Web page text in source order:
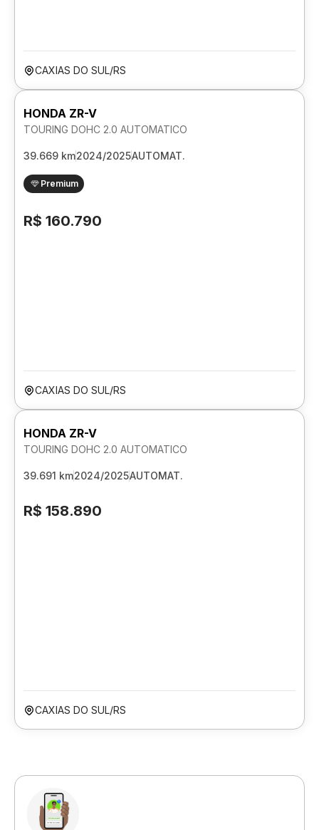
CAXIAS DO SUL/RS
HONDA ZR-V
TOURING DOHC 2.0 AUTOMATICO
39.669 km2024/2025AUTOMAT.
Premium
R$ 160.790
CAXIAS DO SUL/RS
HONDA ZR-V
TOURING DOHC 2.0 AUTOMATICO
39.691 km2024/2025AUTOMAT.
R$ 158.890
CAXIAS DO SUL/RS